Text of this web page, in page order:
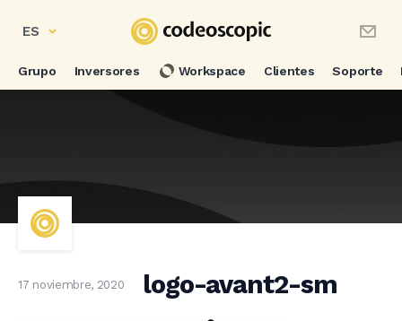
ES
Grupo Inversores Workspace Clientes Soporte
17 noviembre, 2020 logo-avant2-sm